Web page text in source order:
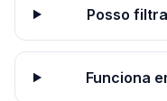
Posso
Funciona